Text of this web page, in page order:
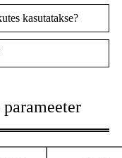
kasutatakse?